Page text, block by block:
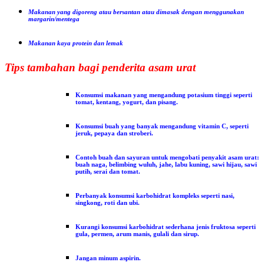
Makanan yang digoreng atau bersantan atau dimasak dengan menggunakan
margarin/mentega
Makanan kaya protein dan lemak
Tips tambahan bagi penderita asam urat
Konsumsi makanan yang mengandung potasium tinggi seperti
tomat, kentang, yogurt, dan pisang.
Konsumsi buah yang banyak mengandung vitamin C, seperti
jeruk, pepaya dan stroberi.
Contoh buah dan sayuran untuk mengobati penyakit asam urat:
buah naga, belimbing wuluh, jahe, labu kuning, sawi hijau, sawi
putih, serai dan tomat.
Perbanyak konsumsi karbohidrat kompleks seperti nasi,
singkong, roti dan ubi.
Kurangi konsumsi karbohidrat sederhana jenis fruktosa seperti
gula, permen, arum manis, gulali dan sirup.
Jangan minum aspirin.